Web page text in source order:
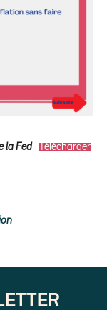
la Fed Télécharger